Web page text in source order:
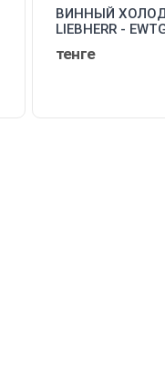
ВИННЫЙ
LIEBHERR -
тенге